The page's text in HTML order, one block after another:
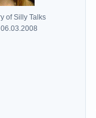
of Silly Talks